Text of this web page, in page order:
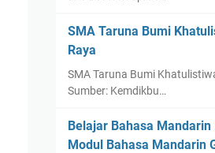
SMA Taruna Bumi
Raya
SMA Taruna Bumi
Sumber: Kemdikbu…
Belajar Bahasa Mandarin
Modul Bahasa Mandarin